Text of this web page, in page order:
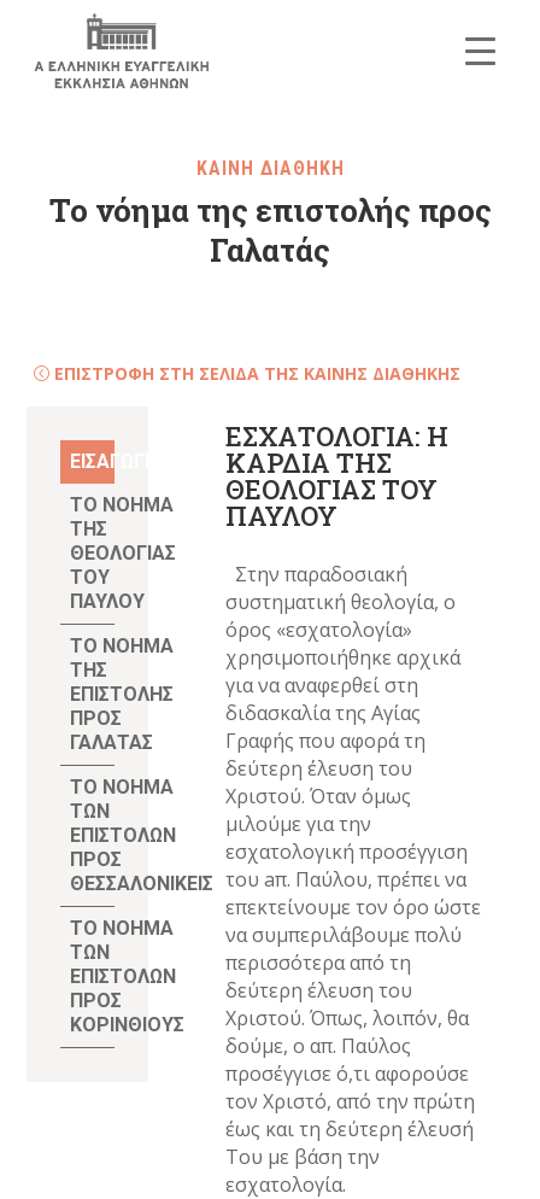
ΚΑΙΝΗ ΔΙΑΘΗΚΗ
Το νόημα της επιστολής προς
Γαλατάς
ΕΠΙΣΤΡΟΦΗ ΣΤΗ ΣΕΛΙΔΑ ΤΗΣ ΚΑΙΝΗΣ ΔΙΑΘΗΚΗΣ
ΕΙΣΑΓΩΓΗ
ΤΟ ΝΟΗΜΑ
ΤΗΣ
ΘΕΟΛΟΓΙΑΣ
ΤΟΥ
ΠΑΥΛΟΥ
ΤΟ ΝΟΗΜΑ
ΤΗΣ
ΕΠΙΣΤΟΛΗΣ
ΠΡΟΣ
ΓΑΛΑΤΑΣ
ΤΟ ΝΟΗΜΑ
ΤΩΝ
ΕΠΙΣΤΟΛΩΝ
ΠΡΟΣ
ΘΕΣΣΑΛΟΝΙΚΕΙΣ
ΤΟ ΝΟΗΜΑ
ΤΩΝ
ΕΠΙΣΤΟΛΩΝ
ΠΡΟΣ
ΚΟΡΙΝΘΙΟΥΣ
ΕΣΧΑΤΟΛΟΓΙΑ: Η
ΚΑΡΔΙΑ ΤΗΣ
ΘΕΟΛΟΓΙΑΣ ΤΟΥ
ΠΑΥΛΟΥ
Στην παραδοσιακή
συστηματική θεολογία, ο
όρος «εσχατολογία»
χρησιμοποιήθηκε αρχικά
για να αναφερθεί στη
διδασκαλία της Αγίας
Γραφής που αφορά τη
δεύτερη έλευση του
Χριστού. Όταν όμως
μιλούμε για την
εσχατολογική προσέγγιση
τουaπ. Παύλου, πρέπει να
επεκτείνουμε τον όρο ώστε
να συμπεριλάβουμε πολύ
περισσότερα από τη
δεύτερη έλευση του
Χριστού. Όπως, λοιπόν, θα
δούμε, ο απ. Παύλος
προσέγγισε ό,τι αφορούσε
τον Χριστό, από την πρώτη
έως και τη δεύτερη έλευσή
Του με βάση την
εσχατολογία.